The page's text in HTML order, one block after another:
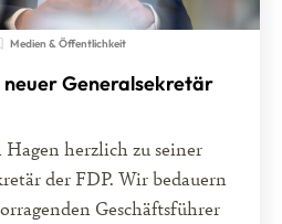
Medien & Öffentlichkeit
Generalsekretär
herzlich zu seiner
der FDP. Wir bedauern
Geschäftsführer